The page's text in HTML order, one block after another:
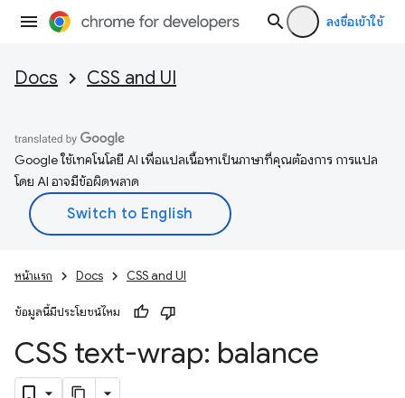
ลงชื่อเข้าใช้
Docs CSS and UI
Google ใช้เทคโนโลยี AI เพื่อแปลเนื้อหาเป็นภาษาที่คุณต้องการ การแปล
โดย AI อาจมีข้อผิดพลาด
หน้าแรก Docs CSS and UI
ข้อมูลนี้มีประโยชน์ไหม
CSS text-wrap: balance